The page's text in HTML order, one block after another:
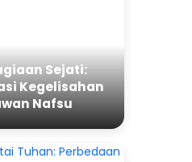
Sejati:
Kegelisahan
Nafsu